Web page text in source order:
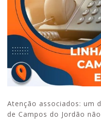
Atenção associados: um
de Campos do Jordão